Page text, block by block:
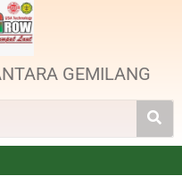
GEMILANG